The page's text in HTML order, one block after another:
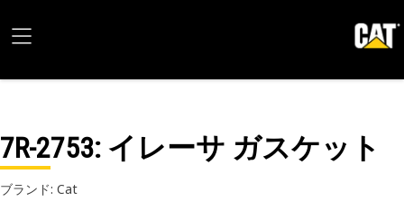
7R-2753: イレーサ ガスケット
ブランド: Cat